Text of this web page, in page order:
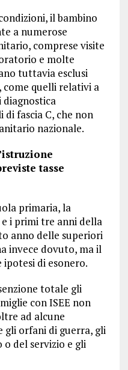
il bambino
a numerose
comprese visite
e molte
tuttavia esclusi
come quelli relativi a
fascia C, che non
nazionale.
tasse
primaria, la
i primi tre anni della
anno delle superiori
invece dovuto, ma il
di esonero.
totale gli
con ISEE non
ad alcune
gli orfani di guerra, gli
del servizio e gli